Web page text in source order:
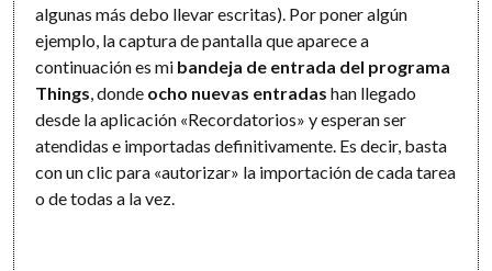
algunas más debo llevar escritas). Por poner algún
ejemplo, la captura de pantalla que aparece a
continuación es mi bandeja de entrada del programa
Things, donde ocho nuevas entradas han llegado
desde la aplicación «Recordatorios» y esperan ser
atendidas e importadas definitivamente. Es decir, basta
con un clic para «autorizar» la importación de cada tarea
o de todas a la vez.